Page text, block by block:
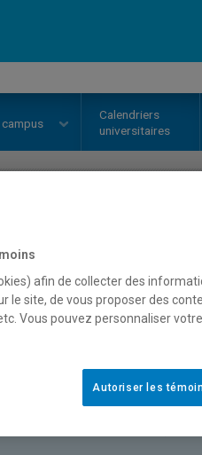
campus
Calendriers
universitaires
Horaire - Été 2026
à contenu variable. Les
sites des facultés,
afin de collecter des
le site, de vous proposer des
Vous pouvez personnaliser
Autoriser les